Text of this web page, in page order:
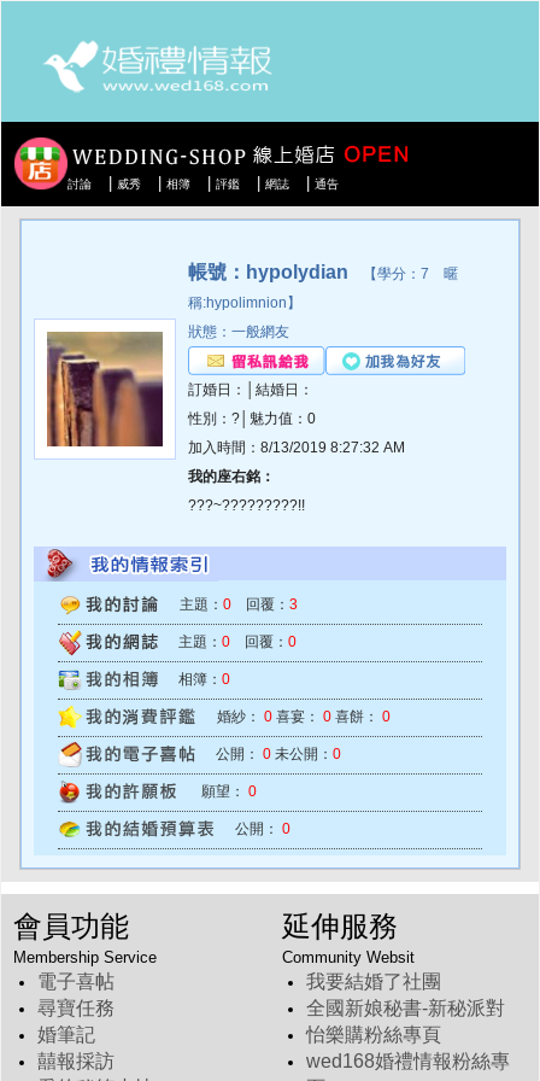
討論 威秀 相簿 評鑑 網誌 通告
帳號：hypolydian 【學分：7 暱
稱:hypolimnion】
狀態：一般網友
訂婚日：│結婚日：
性別：?│魅力值：0
加入時間：8/13/2019 8:27:32 AM
我的座右銘：
???~?????????!!
主題： 0 回覆： 3
主題： 0 回覆： 0
相簿： 0
婚紗： 0 喜宴： 0 喜餅： 0
公開： 0 未公開： 0
願望： 0
公開： 0
會員功能
Membership Service
電子喜帖
尋寶任務
婚筆記
囍報採訪
延伸服務
Community Websit
我要結婚了社團
全國新娘秘書-新秘派對
怡樂購粉絲專頁
wed168婚禮情報粉絲專